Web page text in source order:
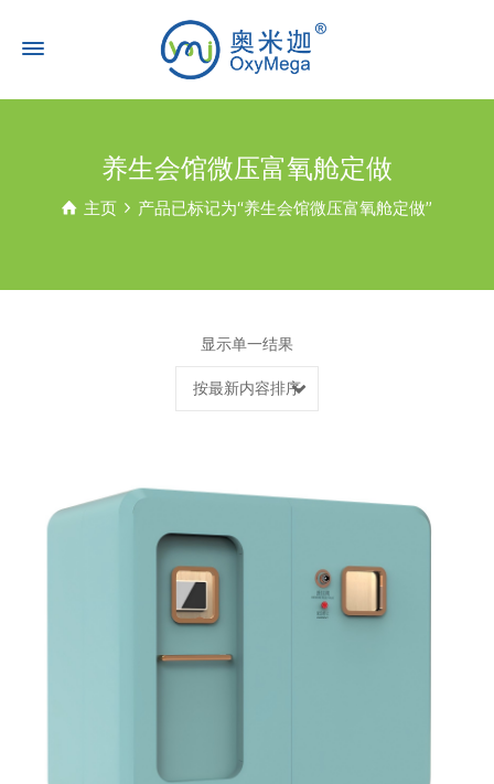
养生会馆微压富氧舱定做
主页 产品已标记为“养生会馆微压富氧舱定做”
显示单一结果
按最新内容排序